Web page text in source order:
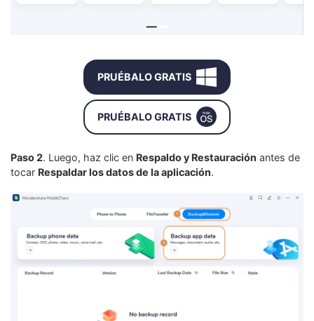
PRUÉBALO GRATIS
PRUÉBALO GRATIS
Paso 2. Luego, haz clic en Respaldo y Restauración antes de
tocar Respaldar los datos de la aplicación.